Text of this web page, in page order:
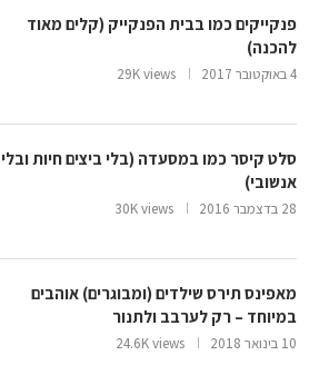
פנקייקים כמו בבית הפנקייק (קלים מאוד
להכנה)
4 באוקטובר 2017 29K views
סלט קיסר כמו במסעדה (בלי ביצים חיות ובלי
אנשובי)
28 בדצמבר 2016 30K views
מאפינס תירס שילדים (ומבוגרים) אוהבים
במיוחד – רק לערבב ולתנור
10 בינואר 2018 24.6K views